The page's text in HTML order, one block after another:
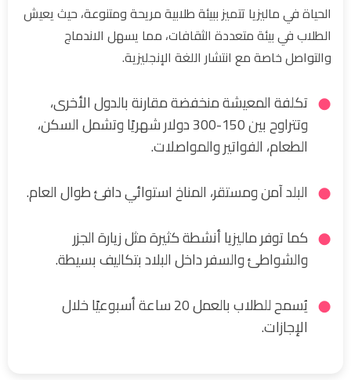
الحياة في ماليزيا تتميز ببيئة طلابية مريحة ومتنوعة، حيث يعيش
الطلاب في بيئة متعددة الثقافات، مما يسهل الاندماج
والتواصل خاصة مع انتشار اللغة الإنجليزية.
تكلفة المعيشة منخفضة مقارنة بالدول الأخرى،
وتتراوح بين 150-300 دولار شهريًا وتشمل السكن،
الطعام، الفواتير والمواصلات.
البلد آمن ومستقر، المناخ استوائي دافئ طوال العام.
كما توفر ماليزيا أنشطة كثيرة مثل زيارة الجزر
والشواطئ والسفر داخل البلاد بتكاليف بسيطة.
يُسمح للطلاب بالعمل 20 ساعة أسبوعيًا خلال
الإجازات.